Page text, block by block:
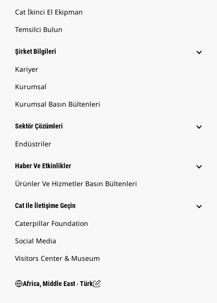
Cat İkinci El Ekipman
Temsilci Bulun
Şirket Bilgileri
Kariyer
Kurumsal
Kurumsal Basın Bültenleri
Sektör Çözümleri
Endüstriler
Haber Ve Etkinlikler
Ürünler Ve Hizmetler Basın Bültenleri
Cat Ile İletişime Geçin
Caterpillar Foundation
Social Media
Visitors Center & Museum
Africa, Middle East ‧ Türk